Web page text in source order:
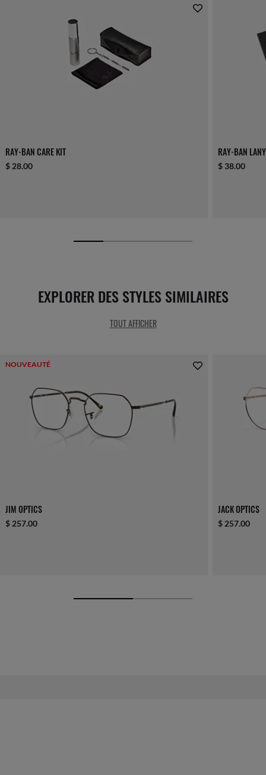
RAY-BAN CARE KIT
$ 28.00
RAY-BAN
$ 38.00
EXPLORER DES STYLES SIMILAIRES
TOUT AFFICHER
NOUVEAUTÉ
JIM OPTICS
$ 257.00
JACK OPTICS
$ 257.00